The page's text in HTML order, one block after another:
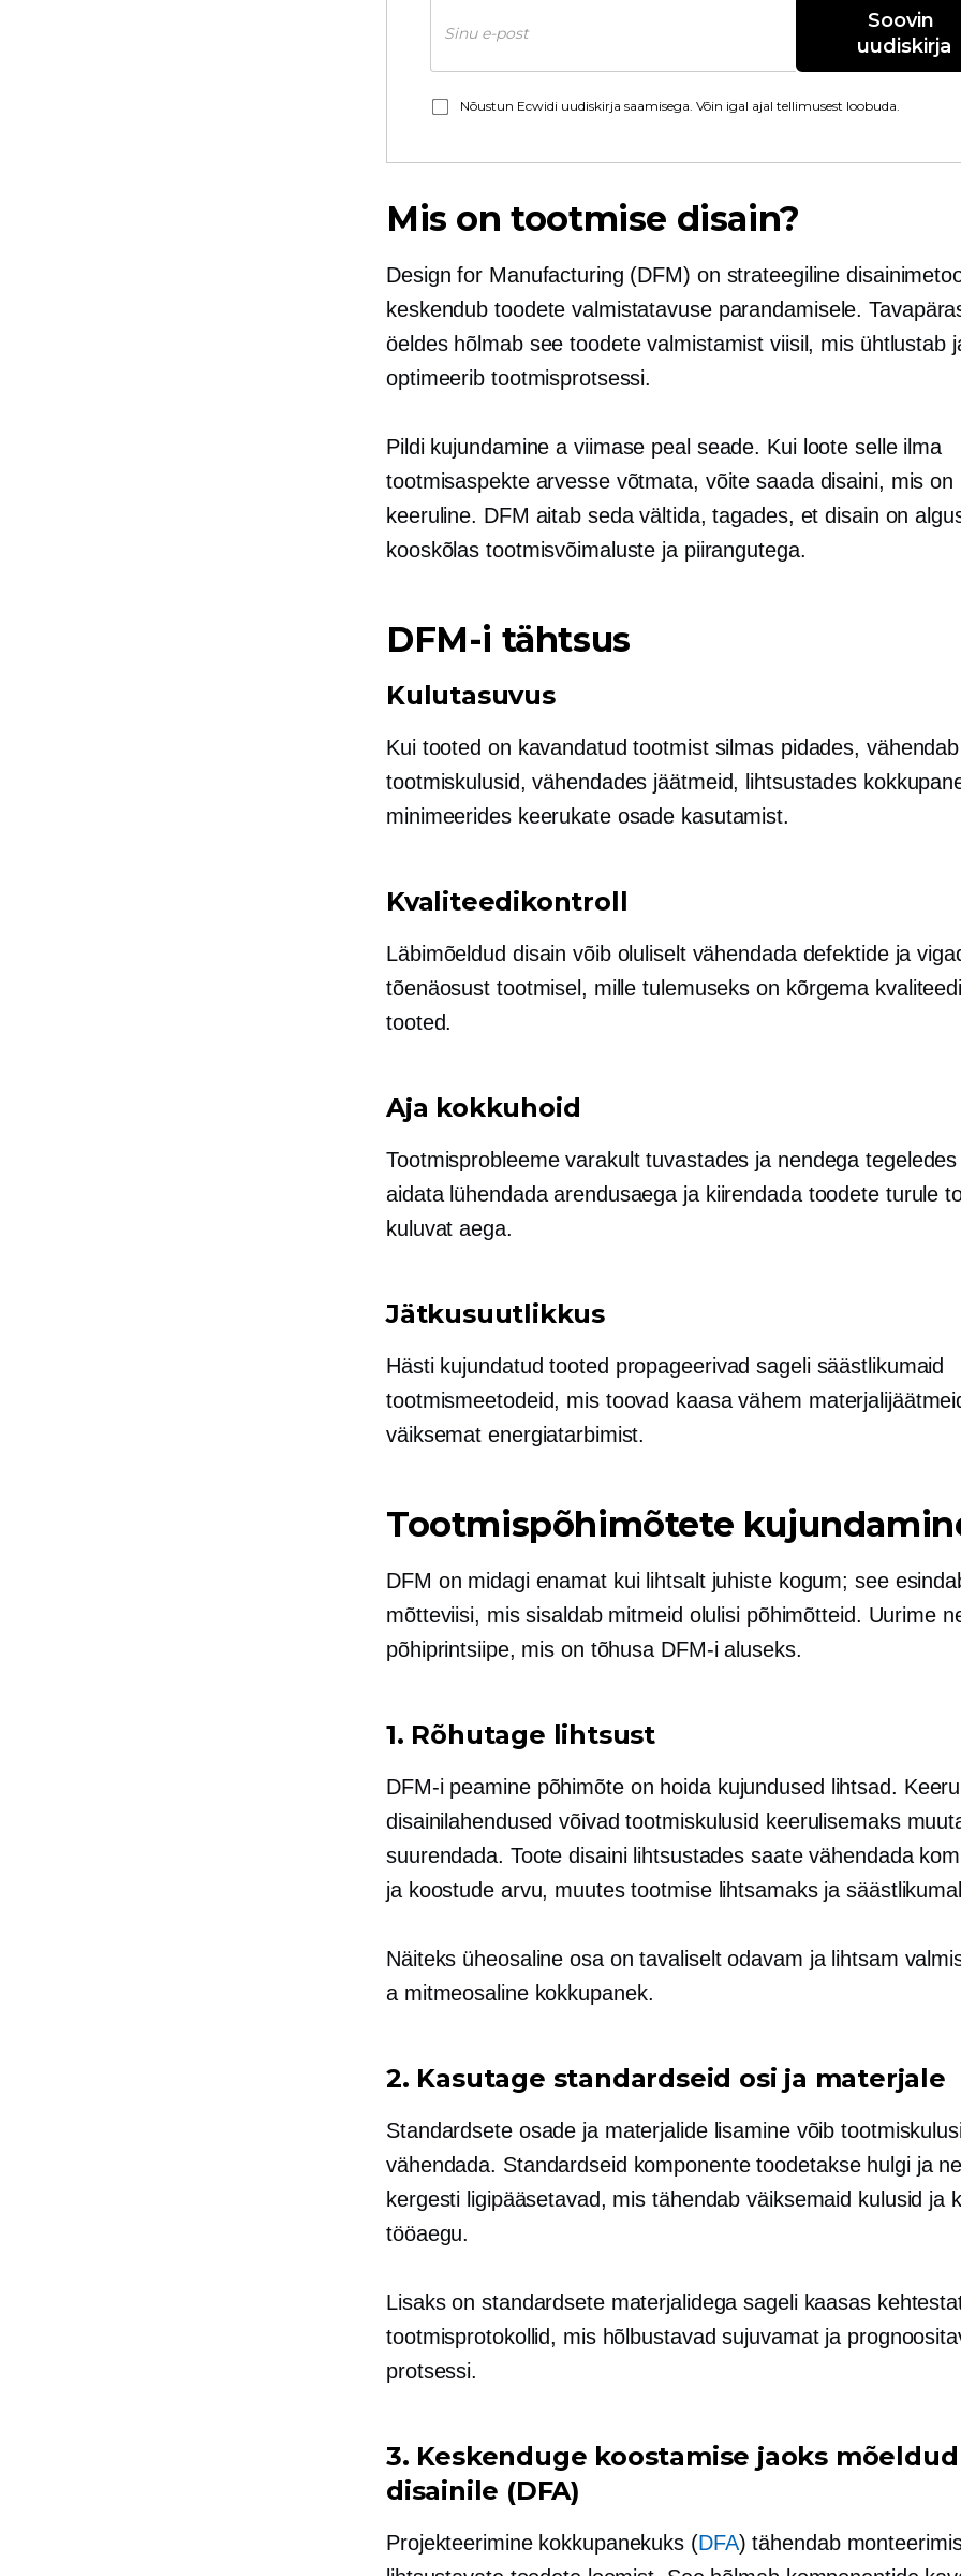
Soovin
uudiskirja
Nõustun Ecwidi uudiskirja saamisega. Võin igal ajal tellimusest loobuda.
Mis on tootmise disain?
Design for Manufacturing (DFM) on strateegiline
keskendub toodete valmistatavuse parandamisele.
öeldes hõlmab see toodete valmistamist viisil, mis ühtlustab
optimeerib tootmisprotsessi.
Pildi kujundamine a viimase peal seade. Kui loote selle ilma
tootmisaspekte arvesse võtmata, võite saada disaini, mis on
keeruline. DFM aitab seda vältida, tagades, et disain on
kooskõlas tootmisvõimaluste ja piirangutega.
DFM-i tähtsus
Kulutasuvus
Kui tooted on kavandatud tootmist silmas pidades,
tootmiskulusid, vähendades jäätmeid, lihtsustades
minimeerides keerukate osade kasutamist.
Kvaliteedikontroll
Läbimõeldud disain võib oluliselt vähendada defektide ja
tõenäosust tootmisel, mille tulemuseks on kõrgema
tooted.
Aja kokkuhoid
Tootmisprobleeme varakult tuvastades ja nendega
aidata lühendada arendusaega ja kiirendada toodete turule
kuluvat aega.
Jätkusuutlikkus
Hästi kujundatud tooted propageerivad sageli säästlikumaid
tootmismeetodeid, mis toovad kaasa vähem
väiksemat energiatarbimist.
Tootmispõhimõtete
DFM on midagi enamat kui lihtsalt juhiste kogum; see
mõtteviisi, mis sisaldab mitmeid olulisi põhimõtteid. Uurime
põhiprintsiipe, mis on tõhusa DFM-i aluseks.
1. Rõhutage lihtsust
DFM-i peamine põhimõte on hoida kujundused lihtsad.
disainilahendused võivad tootmiskulusid keerulisemaks
suurendada. Toote disaini lihtsustades saate vähendada
ja koostude arvu, muutes tootmise lihtsamaks ja
Näiteks üheosaline osa on tavaliselt odavam ja lihtsam
a mitmeosalinekokkupanek.
2. Kasutage standardseid osi ja materjale
Standardsete osade ja materjalide lisamine võib
vähendada. Standardseid komponente toodetakse hulgi ja
kergesti ligipääsetavad, mis tähendab väiksemaid kulusid ja
tööaegu.
Lisaks on standardsete materjalidega sageli kaasas
tootmisprotokollid, mis hõlbustavad sujuvamat ja
protsessi.
3. Keskenduge koostamise jaoks mõeldud
disainile (DFA)
Projekteerimine kokkupanekuks (DFA) tähendab